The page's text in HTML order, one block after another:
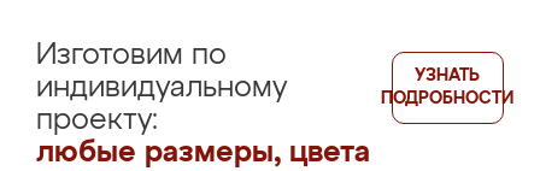
Изготовим по
индивидуальному
проекту:
любые размеры, цвета
УЗНАТЬ
ПОДРОБНОСТИ